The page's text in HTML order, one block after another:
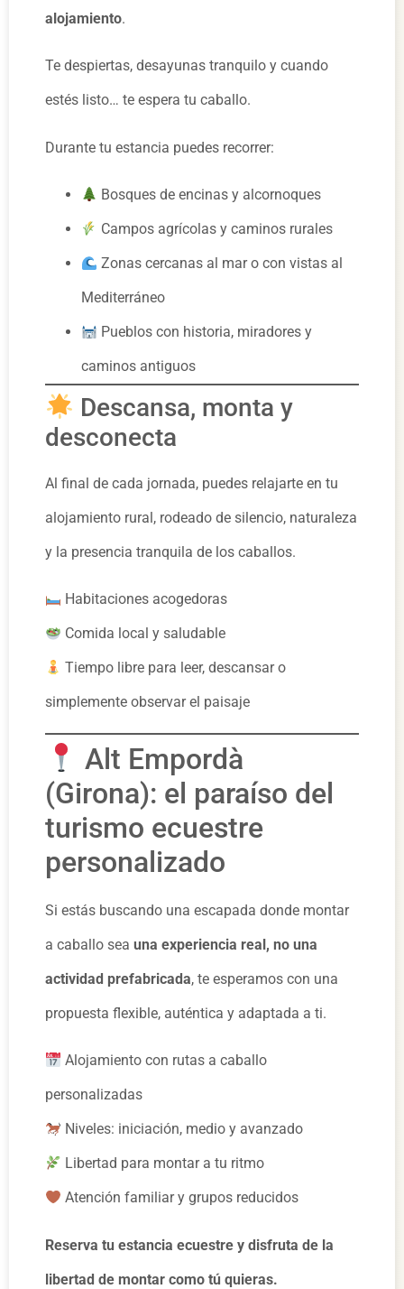
alojamiento.
Te despiertas, desayunas tranquilo y cuando
estés listo… te espera tu caballo.
Durante tu estancia puedes recorrer:
Bosques de encinas y alcornoques
Campos agrícolas y caminos rurales
Zonas cercanas al mar o con vistas al
Mediterráneo
Pueblos con historia, miradores y
caminos antiguos
Descansa, monta y
desconecta
Al final de cada jornada, puedes relajarte en tu
alojamiento rural, rodeado de silencio, naturaleza
y la presencia tranquila de los caballos.
Habitaciones acogedoras
Comida local y saludable
Tiempo libre para leer, descansar o
simplemente observar el paisaje
Alt Empordà
(Girona): el paraíso del
turismo ecuestre
personalizado
Si estás buscando una escapada donde montar
a caballo sea una experiencia real, no una
actividad prefabricada, te esperamos con una
propuesta flexible, auténtica y adaptada a ti.
Alojamiento con rutas a caballo
personalizadas
Niveles: iniciación, medio y avanzado
Libertad para montar a tu ritmo
Atención familiar y grupos reducidos
Reserva tu estancia ecuestre y disfruta de la
libertad de montar como tú quieras.